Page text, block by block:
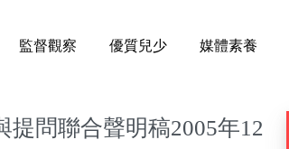
監督觀察 優質兒少 媒體素養
問聯合聲明稿2005年12